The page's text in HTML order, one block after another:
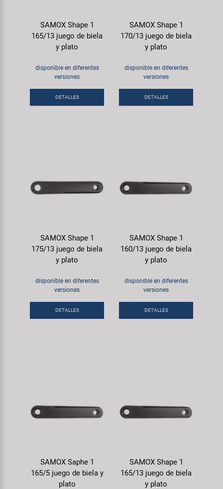
SAMOX Shape 1
165/13 juego de biela
y plato
disponible en diferentes
versiones
DETALLES
SAMOX Shape 1
170/13 juego de biela
y plato
disponible en diferentes
versiones
DETALLES
SAMOX Shape 1
175/13 juego de biela
y plato
disponible en diferentes
versiones
DETALLES
SAMOX Shape 1
160/13 juego de biela
y plato
disponible en diferentes
versiones
DETALLES
SAMOX Saphe 1
165/5 juego de biela y
plato
SAMOX Shape 1
165/13 juego de biela
y plato